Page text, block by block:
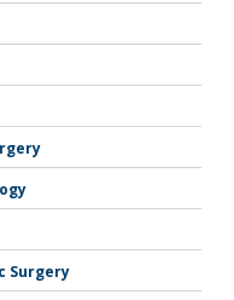
Surgery